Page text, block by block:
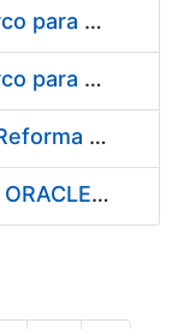
Suscripción de Acuerdos Marco para el Suministro de Material de Fontanería y Aire Acondicionado
Suscripción de Acuerdos Marco para el Suministro de Material de Neumática
Contratación del Servicio de Reforma de la Embocadura, Limpieza, Pintado y Numerado de Contenedores para Moneda de la FNMT-RCM
Mantenimiento equipamiento ORACLE en CERES